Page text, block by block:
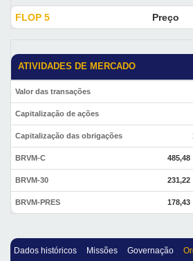
FLOP 5 Preço
ATIVIDADES DE MERCADO
Valor das transações
Capitalização de ações
Capitalização das obrigações
BRVM-C 485,48
BRVM-30 231,22
BRVM-PRES 178,43
Dados históricos Missões Governação